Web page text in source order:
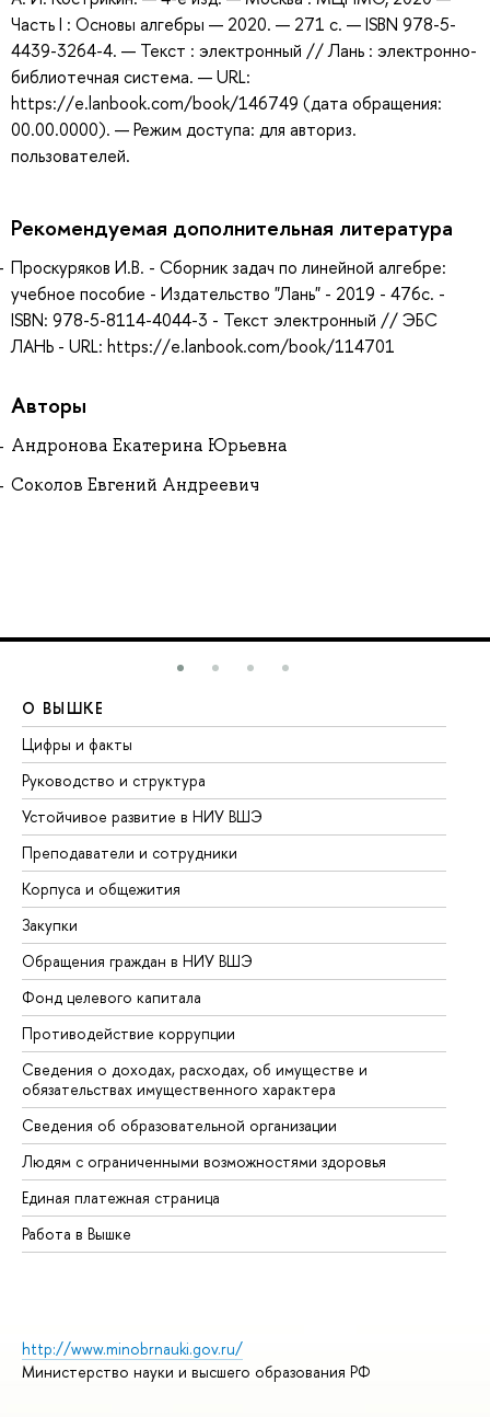
Часть I : Основы алгебры — 2020. — 271 с. — ISBN 978-5-
4439-3264-4. — Текст : электронный // Лань : электронно-
библиотечная система. — URL:
https://e.lanbook.com/book/146749 (дата обращения:
00.00.0000). — Режим доступа: для авториз.
пользователей.
Рекомендуемая дополнительная литература
Проскуряков И.В. - Сборник задач по линейной алгебре:
учебное пособие - Издательство "Лань" - 2019 - 476с. -
ISBN: 978-5-8114-4044-3 - Текст электронный // ЭБС
ЛАНЬ - URL: https://e.lanbook.com/book/114701
Авторы
Андронова Екатерина Юрьевна
Соколов Евгений Андреевич
О ВЫШКЕ
Цифры и факты
Руководство и структура
Устойчивое развитие в НИУ ВШЭ
Преподаватели и сотрудники
Корпуса и общежития
Закупки
Обращения граждан в НИУ ВШЭ
Фонд целевого капитала
Противодействие коррупции
Сведения о доходах, расходах, об имуществе и
обязательствах имущественного характера
Сведения об образовательной организации
Людям с ограниченными возможностями здоровья
Единая платежная страница
Работа в Вышке
http://www.minobrnauki.gov.ru/
Министерство науки и высшего образования РФ